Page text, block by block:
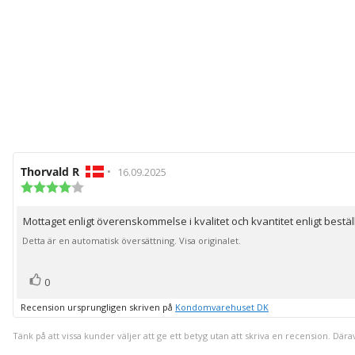
Recensionsförfattare:
Thorvald R • Recensionsdatum:
16.09.2025
5
stjärnor
Recensionstext:
Mottaget enligt överenskommelse i kvalitet och kvantitet enligt
Detta är en automatisk översättning. Visa originalet.
Rösta
0
Recension ursprungligen skriven på Kondomvarehuset DK
Tänk på att vissa kunder väljer att ge ett betyg utan att skriva en recension.